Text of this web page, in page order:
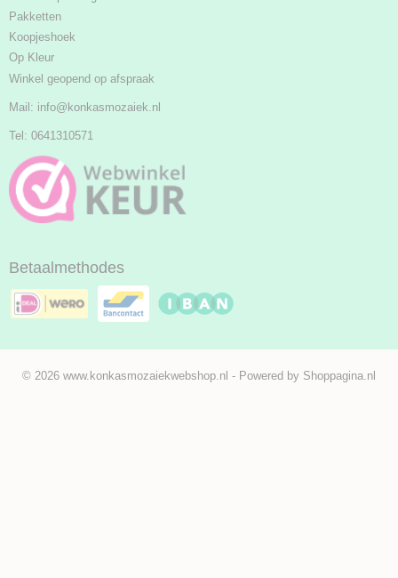
Pakketten
Koopjeshoek
Op Kleur
Winkel geopend op afspraak
Mail: info@konkasmozaiek.nl
Tel: 0641310571
Betaalmethodes
© 2026 www.konkasmozaiekwebshop.nl - Powered by Shoppagina.nl